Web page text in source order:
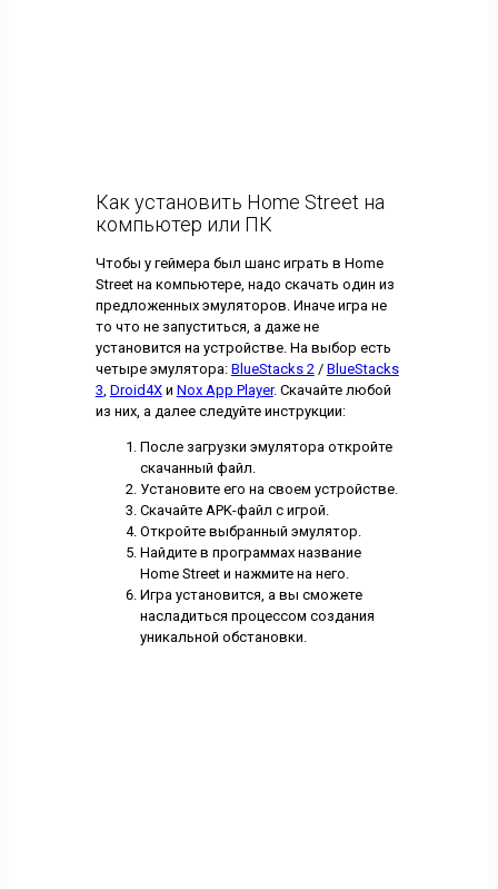
Как установить Home Street на
компьютер или ПК
Чтобы у геймера был шанс играть в Home
Street на компьютере, надо скачать один из
предложенных эмуляторов. Иначе игра не
то что не запуститься, а даже не
установится на устройстве. На выбор есть
четыре эмулятора: BlueStacks 2 / BlueStacks
3 Droid4Xи Nox App Player. Скачайте любой
из них, а далее следуйте инструкции:
После загрузки эмулятора откройте
скачанный файл.
Установите его на своем устройстве.
Скачайте APK-файл с игрой.
Откройте выбранный эмулятор.
Найдите в программах название
Home Street и нажмите на него.
Игра установится, а вы сможете
насладиться процессом создания
уникальной обстановки.